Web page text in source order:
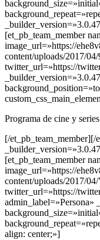
[et_pb_team_member
image_url=»https://
content/uploads/2017/
twitter_url=»https://
Programa de cine y
[/
[et_pb_team_member
image_url=»https://
content/uploads/2017/
twitter_url=»https://
admin_label=»Persona»
align: center;»]